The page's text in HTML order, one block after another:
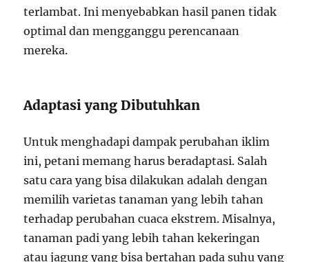
terlambat. Ini menyebabkan hasil panen tidak
optimal dan mengganggu perencanaan
mereka.
Adaptasi yang Dibutuhkan
Untuk menghadapi dampak perubahan iklim
ini, petani memang harus beradaptasi. Salah
satu cara yang bisa dilakukan adalah dengan
memilih varietas tanaman yang lebih tahan
terhadap perubahan cuaca ekstrem. Misalnya,
tanaman padi yang lebih tahan kekeringan
atau jagung yang bisa bertahan pada suhu yang